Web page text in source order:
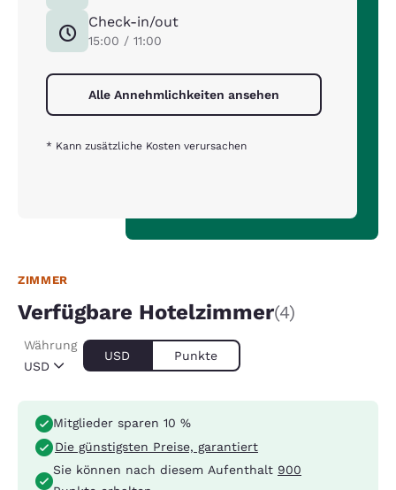
Check-in/out
15:00 / 11:00
Alle Annehmlichkeiten ansehen
* Kann zusätzliche Kosten verursachen
ZIMMER
Verfügbare Hotelzimmer(4)
USD
Währung
USD Punkte
Mitglieder sparen 10 %
Die günstigsten Preise, garantiert
Sie können nach diesem Aufenthalt 900